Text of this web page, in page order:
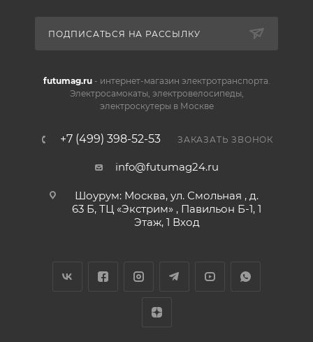
ПОДПИСАТЬСЯ НА РАССЫЛКУ
futumag.ru- интернет-магазин электротранспорта.
Электросамокаты, электровелосипеды,
электроскутеры в Москве
+7 (499) 398-52-53 ЗАКАЗАТЬ ЗВОНОК
info@futumag24.ru
Шоурум: Москва, ул. Смольная , д.
63 Б, ТЦ «Экстрим» , Павильон Б-1, 1
Этаж, 1 Вход